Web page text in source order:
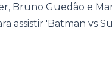
Bruno Guedão e
assistir 'Batman vs